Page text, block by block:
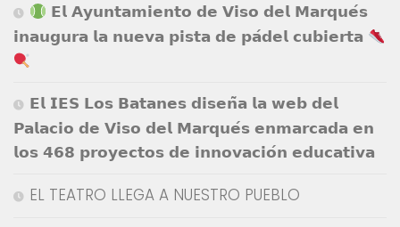
𝗘𝗹 𝗔𝘆𝘂𝗻𝘁𝗮𝗺𝗶𝗲𝗻𝘁𝗼 𝗱𝗲 𝗩𝗶𝘀𝗼 𝗱𝗲𝗹 𝗠𝗮𝗿𝗾𝘂𝗲́𝘀
𝗶𝗻𝗮𝘂𝗴𝘂𝗿𝗮 𝗹𝗮 𝗻𝘂𝗲𝘃𝗮 𝗽𝗶𝘀𝘁𝗮 𝗱𝗲 𝗽𝗮́𝗱𝗲𝗹 𝗰𝘂𝗯𝗶𝗲𝗿𝘁𝗮
𝗘𝗹 𝗜𝗘𝗦 𝗟𝗼𝘀 𝗕𝗮𝘁𝗮𝗻𝗲𝘀 𝗱𝗶𝘀𝗲𝗻̃𝗮 𝗹𝗮 𝘄𝗲𝗯 𝗱𝗲𝗹
𝗣𝗮𝗹𝗮𝗰𝗶𝗼 𝗱𝗲 𝗩𝗶𝘀𝗼 𝗱𝗲𝗹 𝗠𝗮𝗿𝗾𝘂𝗲́𝘀 𝗲𝗻𝗺𝗮𝗿𝗰𝗮𝗱𝗮 𝗲𝗻
𝗹𝗼𝘀 𝟰𝟲𝟴 𝗽𝗿𝗼𝘆𝗲𝗰𝘁𝗼𝘀 𝗱𝗲 𝗶𝗻𝗻𝗼𝘃𝗮𝗰𝗶𝗼́𝗻 𝗲𝗱𝘂𝗰𝗮𝘁𝗶𝘃𝗮
EL TEATRO LLEGA A NUESTRO PUEBLO